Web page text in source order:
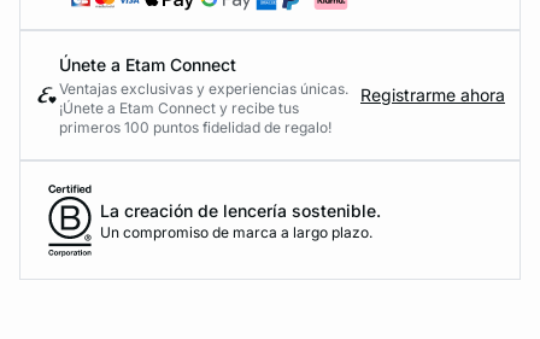
Únete a Etam Connect
Ventajas exclusivas y experiencias únicas.
¡Únete a Etam Connect y recibe tus
primeros 100 puntos fidelidad de regalo!
Registrarme ahora
La creación de lencería sostenible.
Un compromiso de marca a largo plazo.